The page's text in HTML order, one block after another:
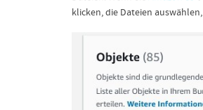
klicken, die Dateien